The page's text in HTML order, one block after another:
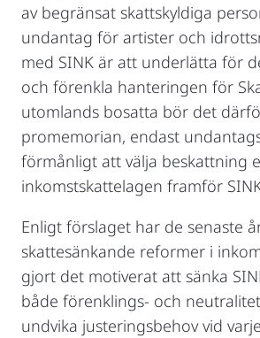
av begränsat skattskyldiga
undantag för artister och
med SINK är att underlätta för
och förenkla hanteringen för
utomlands bosatta bör det
promemorian, endast
förmånligt att välja beskattning
inkomstskattelagen framför
Enligt förslaget har de senaste
skattesänkande reformer i
gjort det motiverat att sänka
både förenklings- och
undvika justeringsbehov vid